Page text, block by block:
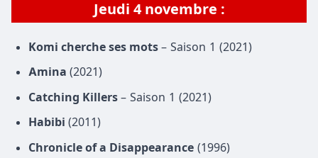
Jeudi 4 novembre :
Komi cherche ses mots – Saison 1 (2021)
Amina (2021)
Catching Killers – Saison 1 (2021)
Habibi (2011)
Chronicle of a Disappearance (1996)